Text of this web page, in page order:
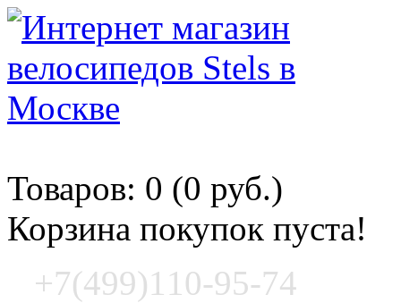
Товаров: 0 (0 руб.)
Корзина покупок пуста!
+7(499)110-95-74